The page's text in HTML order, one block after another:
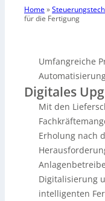
Home»
für die Fertigung
Umfangreiche
Digitales
Mit den
Erholung nach
Digitalisierung
intelligenten